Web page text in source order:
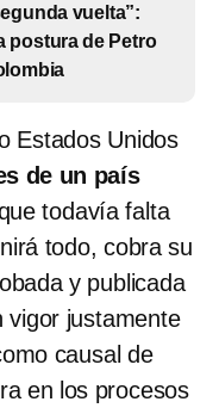
vuelta”:
postura de Petro
Estados Unidos
de un país
todavía falta
todo, cobra su
y publicada
vigor justamente
causal de
en los procesos